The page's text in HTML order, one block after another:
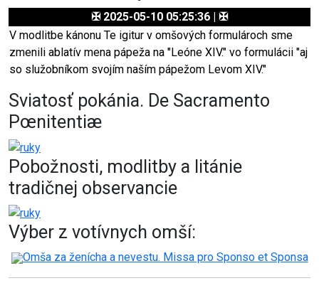
✠ 2025-05-10 05:25:36 | ✠
V modlitbe kánonu Te igitur v omšových formulároch sme
zmenili ablatív mena pápeža na "Leóne XIV." vo formulácii "aj
so služobníkom svojím naším pápežom Levom XIV."
Sviatosť pokánia. De Sacramento
Pœnitentiæ
Pobožnosti, modlitby a litánie
tradičnej observancie
Výber z votívnych omší:
Omša za ženícha a nevestu. Missa pro Sponso et Sponsa